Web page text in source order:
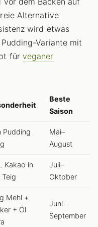
Alternative
wird etwas
Variante mit
für veganer
Beste
Saison
Pudding
Mai–
August
Kakao in
Juli–
Oktober
Mehl +
+ Öl
Juni–
September